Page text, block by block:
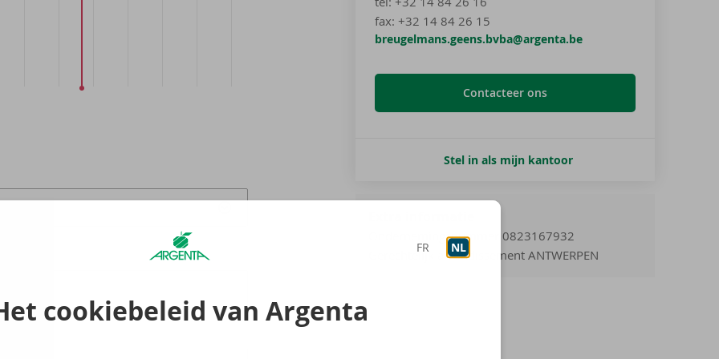
FR NL
cookiebeleid van Argenta
fax: +32 14 84 26 15
breugelmans.geens.bvba@argenta.be
Contacteer ons
Stel in als mijn kantoor
Ondernemingsnummer 0823167932
Gerechtelijk arrondissement ANTWERPEN